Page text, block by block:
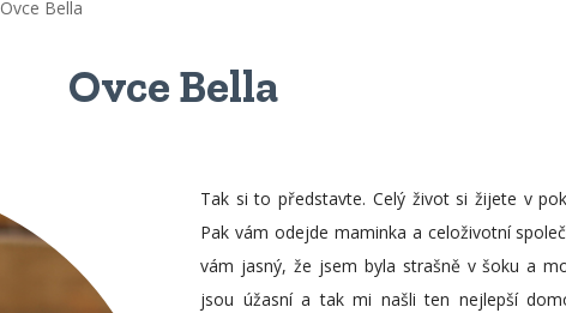
Ovce Bella
Ovce Bella
Tak si to představte. Celý život si žijete v
Pak vám odejde maminka a celoživotní
vám jasný, že jsem byla strašně v šoku a
jsou úžasní a tak mi našli ten nejlepší